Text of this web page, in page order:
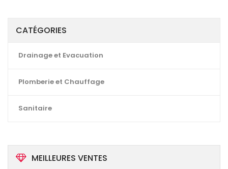
CATÉGORIES
Drainage et Evacuation
Plomberie et Chauffage
Sanitaire
MEILLEURES VENTES